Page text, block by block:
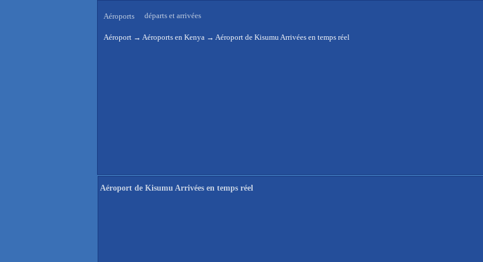
Aéroports départs et arrivées
Aéroport → Aéroports en Kenya → Aéroport de Kisumu Arrivées en temps réel
Aéroport de Kisumu Arrivées en temps réel